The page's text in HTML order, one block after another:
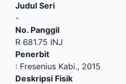
Judul Seri
-
No. Panggil
R 681.75 INJ
Penerbit
: Fresenius Kabi., 2015
Deskripsi Fisik